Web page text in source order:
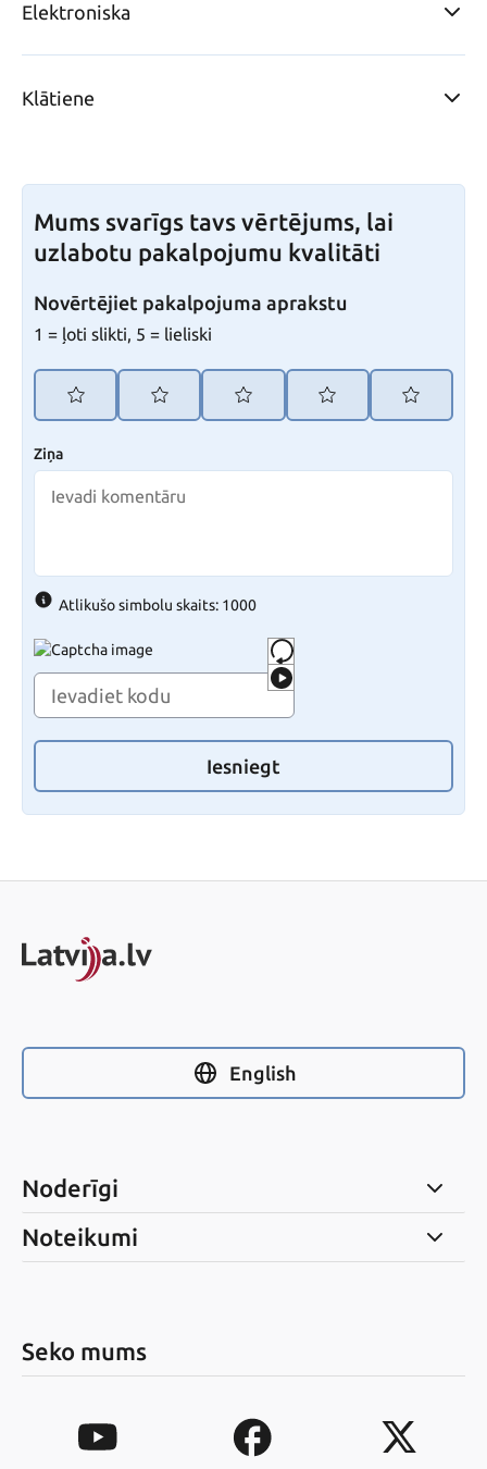
Elektroniska
Klātiene
Mums svarīgs tavs vērtējums, lai
uzlabotu pakalpojumu kvalitāti
Novērtējiet pakalpojuma aprakstu
1 = ļoti slikti, 5 = lieliski
Ziņa
Atlikušo simbolu skaits: 1000
Iesniegt
English
Noderīgi
Noteikumi
Seko mums